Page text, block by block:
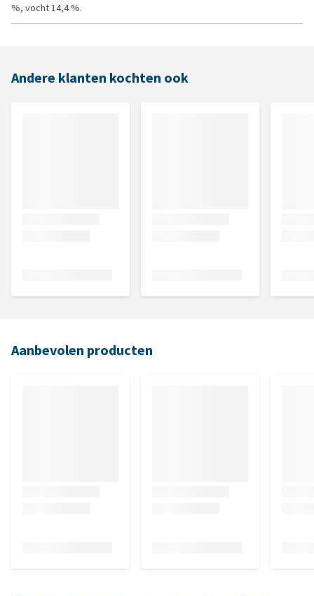
%, vocht 14,4 %.
Andere klanten kochten ook
Aanbevolen producten